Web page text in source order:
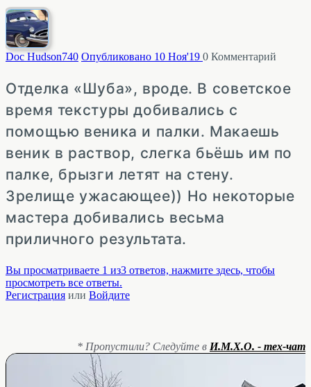
Doc Hudson740 Опубликовано 10 Ноя'19 0 Комментарий
Отделка «Шуба», вроде. В советское
время текстуры добивались с
помощью веника и палки. Макаешь
веник в раствор, слегка бьёшь им по
палке, брызги летят на стену.
Зрелище ужасающее)) Но некоторые
мастера добивались весьма
приличного результата.
Вы просматриваете 1 из3 ответов, нажмите здесь, чтобы
просмотреть все ответы.
Регистрация или Войдите
* Пропустили? Следуйте в И.М.Х.О. - тех-чат